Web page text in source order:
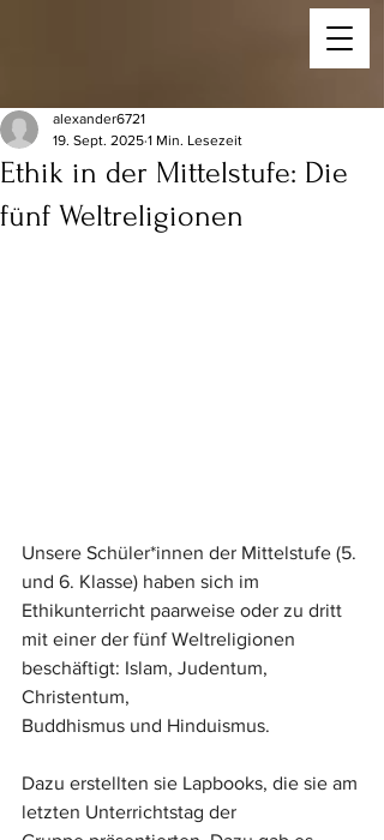
Ethik in der Mittelstufe: Die
fünf Weltreligionen
alexander6721
19. Sept. 2025 1 Min. Lesezeit
Unsere Schüler*innen der Mittelstufe (5.
und 6. Klasse) haben sich im
Ethikunterricht paarweise oder zu dritt
mit einer der fünf Weltreligionen
beschäftigt: Islam, Judentum,
Christentum,
Buddhismus und Hinduismus.
Dazu erstellten sie Lapbooks, die sie am
letzten Unterrichtstag der